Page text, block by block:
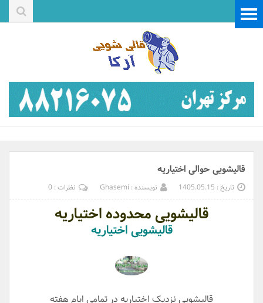
قالیشویی حوالی اختیاریه
تاریخ : 1405.05.15 نویسنده : Ghasemi نظرات : 0
قالیشویی محدوده اختیاریه
قالیشویی اختیاریه
قالیشویی نزدیک اختیاریه در تمامی ایام هفته